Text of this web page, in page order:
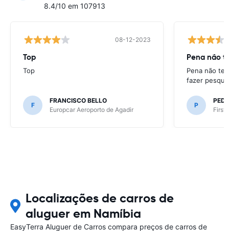
8.4/10 em 107913
08-12-2023
Top
Top
F
FRANCISCO BELLO
Europcar Aeroporto de Agadir
Pena não
Pena não
fazer
P
First
Localizações de carros de
aluguer em Namíbia
EasyTerra Aluguer de Carros compara preços de carros de